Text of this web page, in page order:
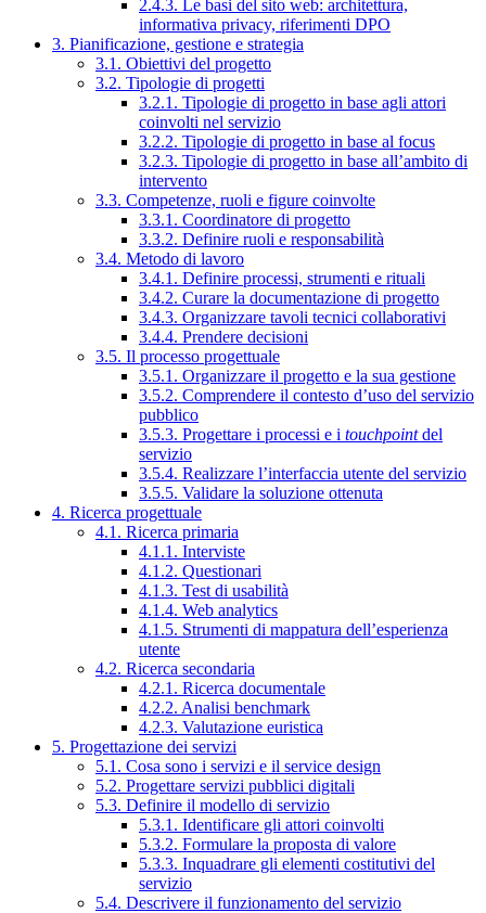
2.4.3. Le basi del sito web: architettura,
informativa privacy, riferimenti DPO
3. Pianificazione, gestione e strategia
3.1. Obiettivi del progetto
3.2. Tipologie di progetti
3.2.1. Tipologie di progetto in base agli attori
coinvolti nel servizio
3.2.2. Tipologie di progetto in base al focus
3.2.3. Tipologie di progetto in base all’ambito di
intervento
3.3. Competenze, ruoli e figure coinvolte
3.3.1. Coordinatore di progetto
3.3.2. Definire ruoli e responsabilità
3.4. Metodo di lavoro
3.4.1. Definire processi, strumenti e rituali
3.4.2. Curare la documentazione di progetto
3.4.3. Organizzare tavoli tecnici collaborativi
3.4.4. Prendere decisioni
3.5. Il processo progettuale
3.5.1. Organizzare il progetto e la sua gestione
3.5.2. Comprendere il contesto d’uso del servizio
pubblico
3.5.3. Progettare i processi e i touchpointdel
servizio
3.5.4. Realizzare l’interfaccia utente del servizio
3.5.5. Validare la soluzione ottenuta
4. Ricerca progettuale
4.1. Ricerca primaria
4.1.1. Interviste
4.1.2. Questionari
4.1.3. Test di usabilità
4.1.4. Web analytics
4.1.5. Strumenti di mappatura dell’esperienza
utente
4.2. Ricerca secondaria
4.2.1. Ricerca documentale
4.2.2. Analisi benchmark
4.2.3. Valutazione euristica
5. Progettazione dei servizi
5.1. Cosa sono i servizi e il service design
5.2. Progettare servizi pubblici digitali
5.3. Definire il modello di servizio
5.3.1. Identificare gli attori coinvolti
5.3.2. Formulare la proposta di valore
5.3.3. Inquadrare gli elementi costitutivi del
servizio
5.4. Descrivere il funzionamento del servizio